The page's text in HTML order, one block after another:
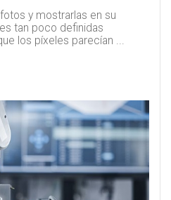
y mostrarlas en su
tan poco definidas
los píxeles parecían ...